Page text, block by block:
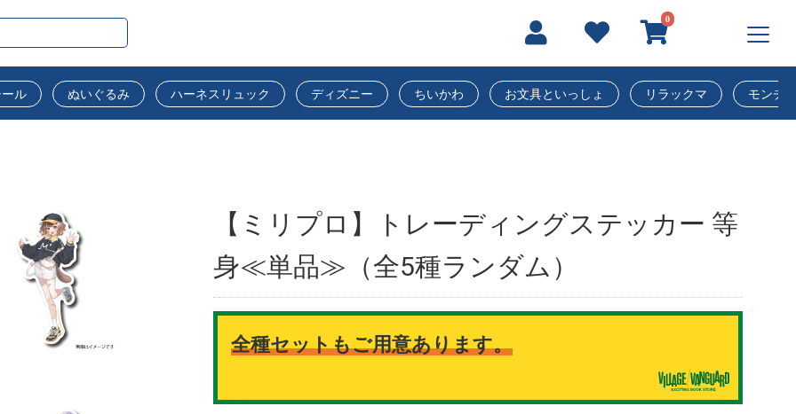
0
ル ぬいぐるみ ハーネスリュック ディズニー ちいかわ お文具といっしょ リラックマ モンチ
【ミリプロ】トレーディングステッカー 等
身≪単品≫（全5種ランダム）
全種セットもご用意あります。